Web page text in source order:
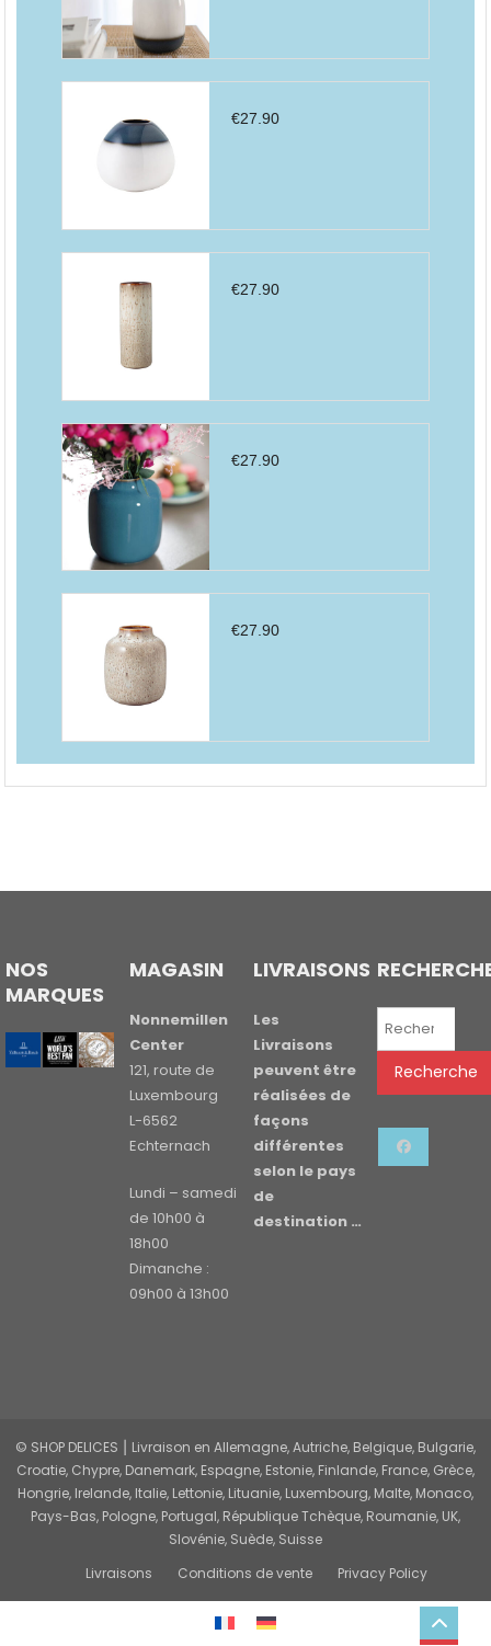
€27.90
€27.90
€27.90
€27.90
NOS
MARQUES
MAGASIN
Nonnemillen
Center
121, route de
Luxembourg
L-6562
Echternach
Lundi – samedi
de 10h00 à
18h00
Dimanche :
09h00 à 13h00
LIVRAISONS
Les
Livraisons
peuvent être
réalisées de
façons
différentes
selon le pays
de
destination …
Recherche
© SHOP DELICES ⎮ Livraison en Allemagne, Autriche, Belgique, Bulgarie,
Croatie, Chypre, Danemark, Espagne, Estonie, Finlande, France, Grèce,
Hongrie, Irelande, Italie, Lettonie, Lituanie, Luxembourg, Malte, Monaco,
Pays-Bas, Pologne, Portugal, République Tchèque, Roumanie, UK,
Slovénie, Suède, Suisse
Livraisons
Conditions de vente Privacy Policy